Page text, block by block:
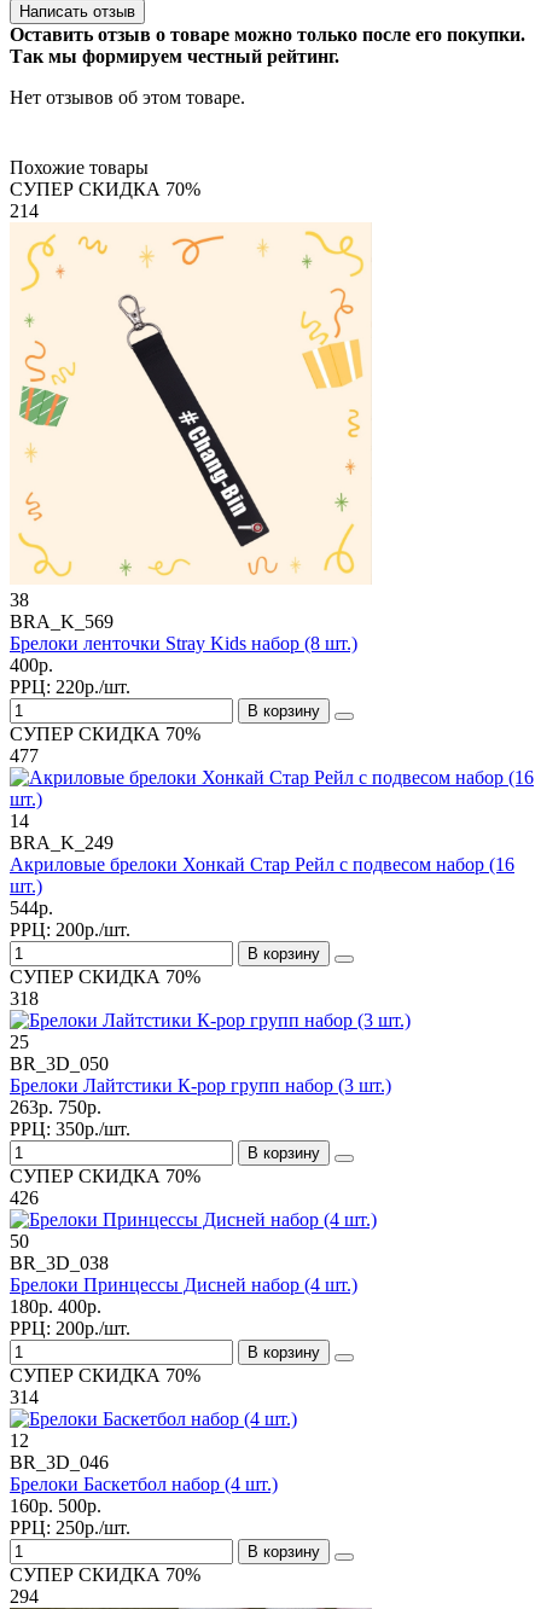
Написать отзыв
Оставить отзыв о товаре можно только после его покупки.
Так мы формируем честный рейтинг.
Нет отзывов об этом товаре.
Похожие товары
СУПЕР СКИДКА 70%
214
38
BRA_K_569
Брелоки ленточки Stray Kids набор (8 шт.)
400р.
РРЦ: 220р./шт.
В корзину
СУПЕР СКИДКА 70%
477
14
BRA_K_249
Акриловые брелоки Хонкай Стар Рейл с подвесом набор (16
шт.)
544р.
РРЦ: 200р./шт.
В корзину
СУПЕР СКИДКА 70%
318
25
BR_3D_050
Брелоки Лайтстики К-рор групп набор (3 шт.)
263р. 750р.
РРЦ: 350р./шт.
В корзину
СУПЕР СКИДКА 70%
426
50
BR_3D_038
Брелоки Принцессы Дисней набор (4 шт.)
180р. 400р.
РРЦ: 200р./шт.
В корзину
СУПЕР СКИДКА 70%
314
12
BR_3D_046
Брелоки Баскетбол набор (4 шт.)
160р. 500р.
РРЦ: 250р./шт.
В корзину
СУПЕР СКИДКА 70%
294